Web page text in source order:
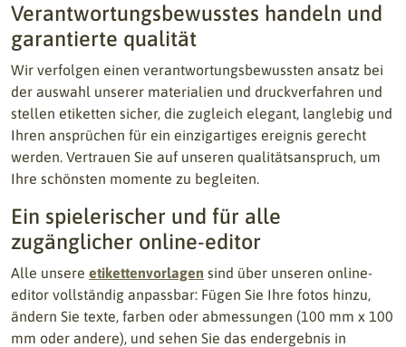
Verantwortungsbewusstes handeln und
garantierte qualität
Wir verfolgen einen verantwortungsbewussten ansatz bei
der auswahl unserer materialien und druckverfahren und
stellen etiketten sicher, die zugleich elegant, langlebig und
Ihren ansprüchen für ein einzigartiges ereignis gerecht
werden. Vertrauen Sie auf unseren qualitätsanspruch, um
Ihre schönsten momente zu begleiten.
Ein spielerischer und für alle
zugänglicher online-editor
Alle unsere etikettenvorlagen sind über unseren online-
editor vollständig anpassbar: Fügen Sie Ihre fotos hinzu,
ändern Sie texte, farben oder abmessungen (100 mm x 100
mm oder andere), und sehen Sie das endergebnis in